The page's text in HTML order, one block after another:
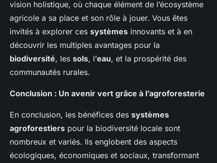
vision holistique, où chaque élément de l’écosystème
agricole a sa place et son rôle à jouer. Vous êtes
invités à explorer ces systèmes innovants et à en
découvrir les multiples avantages pour la
biodiversité, les sols, l’eau, et la prospérité des
communautés rurales.
Conclusion : Un avenir vert grâce à l’agroforesterie
En conclusion, les bénéfices des systèmes
agroforestiers pour la biodiversité locale sont
nombreux et variés. Ils englobent des aspects
écologiques, économiques et sociaux, transformant